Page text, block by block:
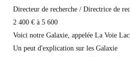
Directeur de recherche / Directrice de
2 400 € à 5 600
Voici notre Galaxie, appelée La Voie
Un peut d'explication sur les Galaxie